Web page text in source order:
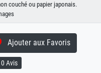
couché ou papier japonais.
Ajouter aux Favoris
0 Avis